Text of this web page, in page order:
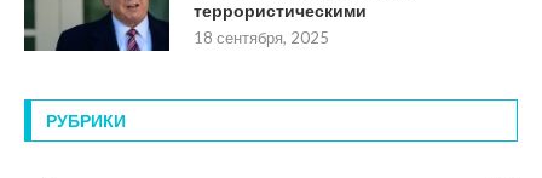
террористическими
18 сентября, 2025
РУБРИКИ